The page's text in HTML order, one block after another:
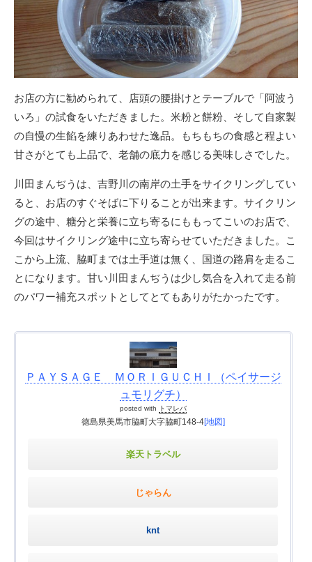
お店の方に勧められて、店頭の腰掛けとテーブルで「阿波う
いろ」の試食をいただきました。米粉と餅粉、そして自家製
の自慢の生餡を練りあわせた逸品。もちもちの食感と程よい
甘さがとても上品で、老舗の底力を感じる美味しさでした。
川田まんぢうは、吉野川の南岸の土手をサイクリングしてい
ると、お店のすぐそばに下りることが出来ます。サイクリン
グの途中、糖分と栄養に立ち寄るにももってこいのお店で、
今回はサイクリング途中に立ち寄らせていただきました。こ
こから上流、脇町までは土手道は無く、国道の路肩を走るこ
とになります。甘い川田まんぢうは少し気合を入れて走る前
のパワー補充スポットとしてとてもありがたかったです。
ＰＡＹＳＡＧＥ ＭＯＲＩＧＵＣＨＩ（ペイサージ
ュモリグチ）
posted with トマレバ
徳島県美馬市脇町大字脇町148-4[地図]
楽天トラベル
じゃらん
knt